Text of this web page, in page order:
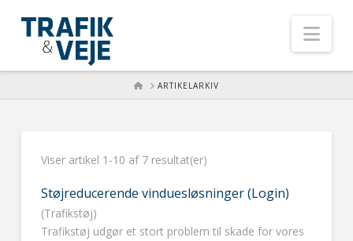
HOMEARTIKELARKIV
Viser artikel 1-10 af 7 resultat(er)
Støjreducerende vinduesløsninger (Login)
(Trafikstøj)
Trafikstøj udgør et stort problem til skade for vores